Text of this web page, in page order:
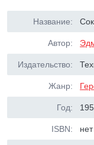
Название:
Автор:
Издательство:
Жанр:
Год:
ISBN: